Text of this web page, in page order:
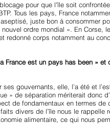
pour que l’île soit
Tous les pays, France
juste bon à consommer
ordre mondial ». En Corse,
corps notamment au
est un pays has been » et
gouvernants, elle, l’a été et
» de séparation mériterait donc
de fondamentaux en termes
divers de l’île nous le rappelle
alimentaire, ce qui nous